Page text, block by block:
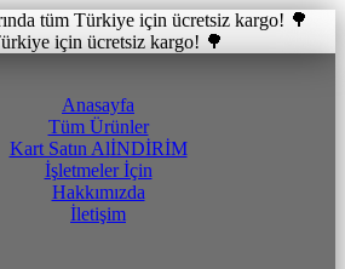
tüm Türkiye için ücretsiz kargo! 🌳
için ücretsiz kargo! 🌳
Anasayfa
Tüm Ürünler
Kart Satın AlİNDİRİM
İşletmeler İçin
Hakkımızda
İletişim